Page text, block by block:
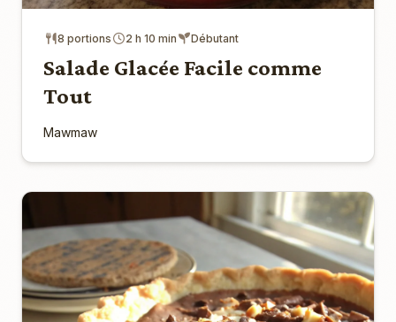
8 portions 2 h 10 min Débutant
Salade Glacée Facile comme
Tout
Mawmaw